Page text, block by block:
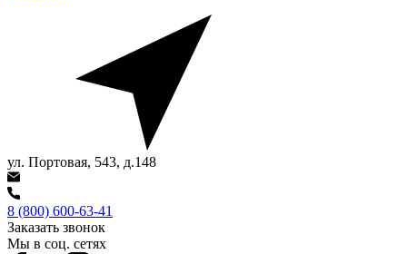
ул. Портовая, 543, д.148
8 (800) 600-63-41
Заказать звонок
Мы в соц. сетях